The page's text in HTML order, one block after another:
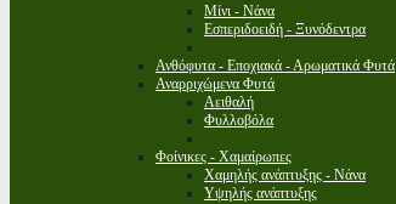
Μίνι - Νάνα
Εσπεριδοειδή - Ξυνόδεντρα
Ανθόφυτα - Εποχιακά - Αρωματικά Φυτά
Αναρριχώμενα Φυτά
Αειθαλή
Φυλλοβόλα
Φοίνικες - Χαμαίρωπες
Χαμηλής ανάπτυξης - Νάνα
Υψηλής ανάπτυξης